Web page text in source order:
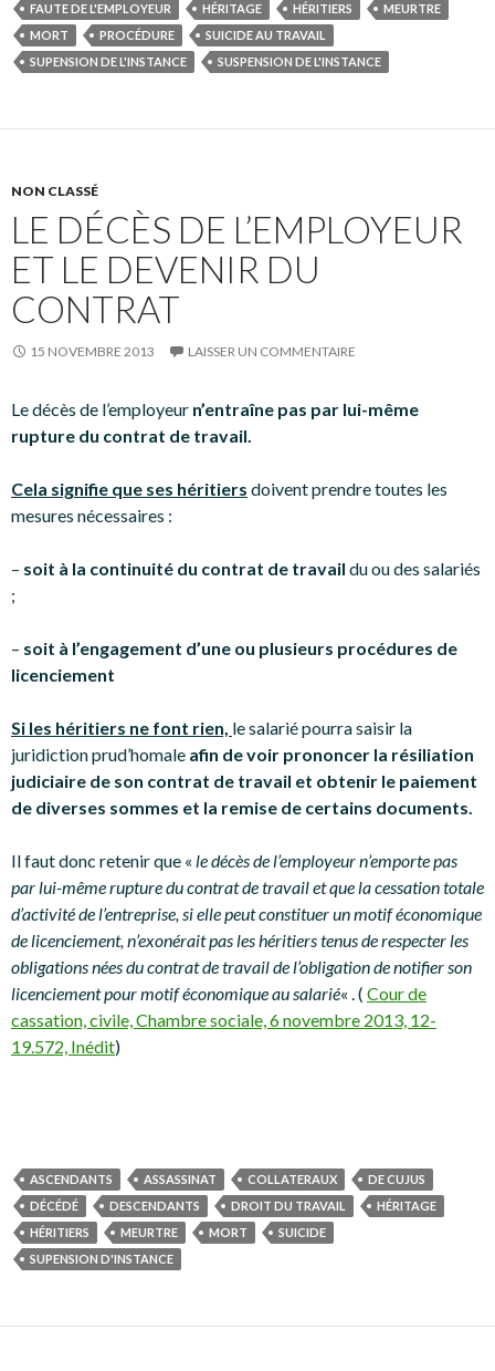
FAUTE DE L'EMPLOYEUR
HÉRITAGE HÉRITIERS
MEURTRE
MORT
PROCÉDURE
SUICIDE AU TRAVAIL
SUPENSION DE L'INSTANCE
SUSPENSION DE L'INSTANCE
NON CLASSÉ
LE DÉCÈS DE L’EMPLOYEUR
ET LE DEVENIR DU
CONTRAT
15 NOVEMBRE 2013 LAISSER UN COMMENTAIRE
Le décès de l’employeur n’entraîne pas par lui-même
rupture du contrat de travail.
Cela signifie que ses héritiers doivent prendre toutes les
mesures nécessaires :
– soit à la continuité du contrat de travail du ou des salariés
;
– soit à l’engagement d’une ou plusieurs procédures de
licenciement
Si les héritiers ne font rien, le salarié pourra saisir la
juridiction prud’homale afin de voir prononcer la résiliation
judiciaire de son contrat de travail et obtenir le paiement
de diverses sommes et la remise de certains documents.
Il faut donc retenir que « le décès de l’employeur n’emporte pas
par lui-même rupture du contrat de travail et que la cessation totale
d’activité de l’entreprise, si elle peut constituer un motif économique
de licenciement, n’exonérait pas les héritiers tenus de respecter les
obligations nées du contrat de travail de l’obligation de notifier son
licenciement pour motif économique au salarié« . ( Cour de
cassation, civile, Chambre sociale, 6 novembre 2013, 12-
19.572, Inédit)
ASCENDANTS ASSASSINAT COLLATERAUX
DE CUJUS
DÉCÉDÉ
DESCENDANTS DROIT DU TRAVAIL
HÉRITAGE
HÉRITIERS
MEURTRE MORT
SUICIDE
SUPENSION D'INSTANCE